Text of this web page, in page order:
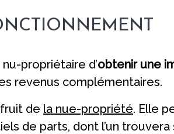
propriétaire d’obtenir une
revenus complémentaires.
de la nue-propriété. Elle
de parts, dont l’un